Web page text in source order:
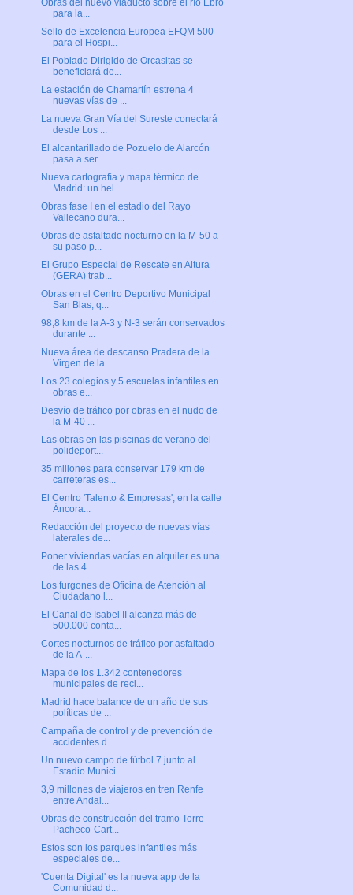
Obras del nuevo viaducto sobre el río Ebro
para la...
Sello de Excelencia Europea EFQM 500
para el Hospi...
El Poblado Dirigido de Orcasitas se
beneficiará de...
La estación de Chamartín estrena 4
nuevas vías de ...
La nueva Gran Vía del Sureste conectará
desde Los ...
El alcantarillado de Pozuelo de Alarcón
pasa a ser...
Nueva cartografía y mapa térmico de
Madrid: un hel...
Obras fase I en el estadio del Rayo
Vallecano dura...
Obras de asfaltado nocturno en la M-50 a
su paso p...
El Grupo Especial de Rescate en Altura
(GERA) trab...
Obras en el Centro Deportivo Municipal
San Blas, q...
98,8 km de la A-3 y N-3 serán conservados
durante ...
Nueva área de descanso Pradera de la
Virgen de la ...
Los 23 colegios y 5 escuelas infantiles en
obras e...
Desvío de tráfico por obras en el nudo de
la M-40 ...
Las obras en las piscinas de verano del
polideport...
35 millones para conservar 179 km de
carreteras es...
El Centro 'Talento & Empresas', en la calle
Áncora...
Redacción del proyecto de nuevas vías
laterales de...
Poner viviendas vacías en alquiler es una
de las 4...
Los furgones de Oficina de Atención al
Ciudadano l...
El Canal de Isabel II alcanza más de
500.000 conta...
Cortes nocturnos de tráfico por asfaltado
de la A-...
Mapa de los 1.342 contenedores
municipales de reci...
Madrid hace balance de un año de sus
políticas de ...
Campaña de control y de prevención de
accidentes d...
Un nuevo campo de fútbol 7 junto al
Estadio Munici...
3,9 millones de viajeros en tren Renfe
entre Andal...
Obras de construcción del tramo Torre
Pacheco-Cart...
Estos son los parques infantiles más
especiales de...
'Cuenta Digital' es la nueva app de la
Comunidad d...